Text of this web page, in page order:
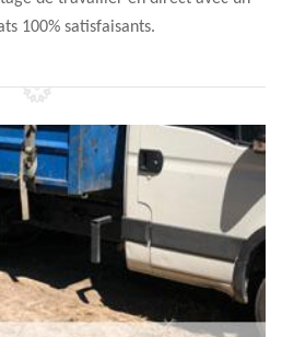
100% satisfaisants.